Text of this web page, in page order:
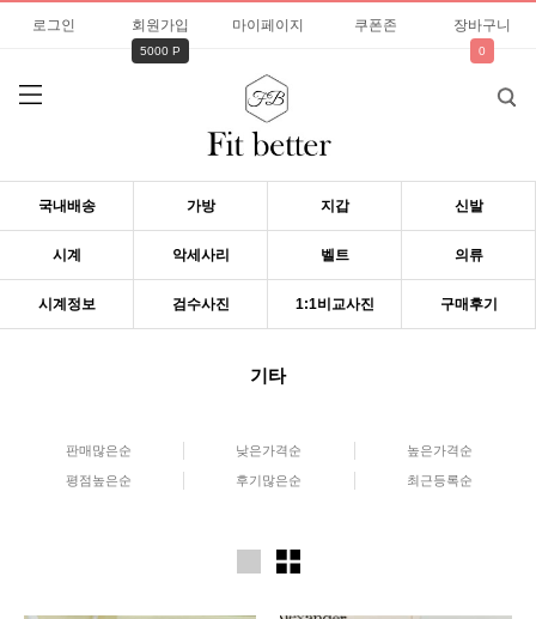
로그인 회원가입
5000 P
마이페이지 쿠폰존 장바구니
0
국내배송 가방 지갑 신발
시계 악세사리 벨트 의류
시계정보 검수사진 1:1비교사진 구매후기
기타
판매많은순 낮은가격순 높은가격순
평점높은순 후기많은순 최근등록순